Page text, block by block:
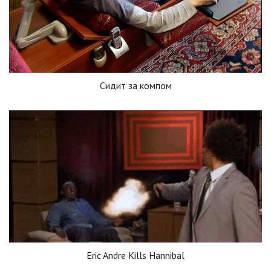
Сидит за компом
Eric Andre Kills Hannibal